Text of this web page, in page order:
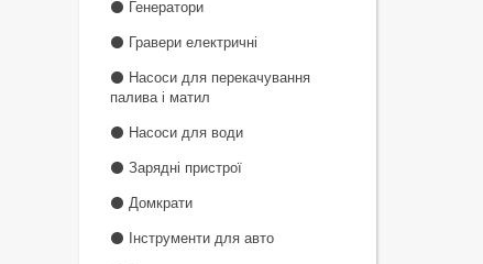
⚫ Генератори
⚫ Гравери електричні
⚫ Насоси для перекачування
палива і матил
⚫ Насоси для води
⚫ Зарядні пристрої
⚫ Домкрати
⚫ Інструменти для авто